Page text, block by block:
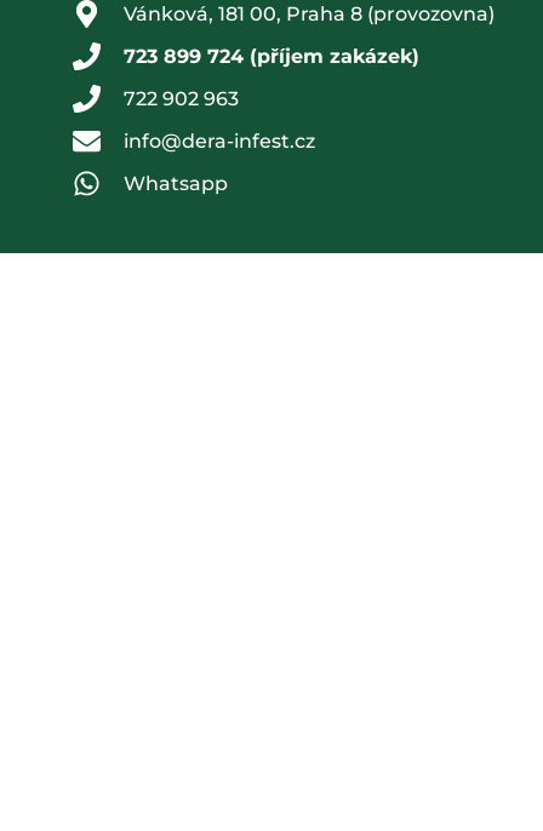
Vánková, 181 00, Praha 8 (provozovna)
723 899 724 (příjem zakázek)
722 902 963
info@dera-infest.cz
Whatsapp